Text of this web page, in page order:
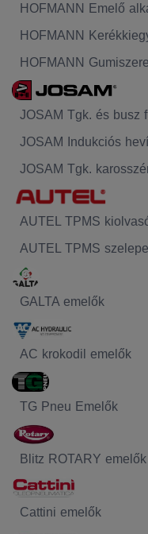
HOFMANN Emelő
HOFMANN
HOFMANN
JOSAM Tgk. és busz
JOSAM Indukciós
JOSAM Tgk.
AUTEL TPMS
AUTEL TPMS
GALTA emelők
AC krokodil emelők
TG Pneu Emelők
Blitz ROTARY emelők
Cattini emelők